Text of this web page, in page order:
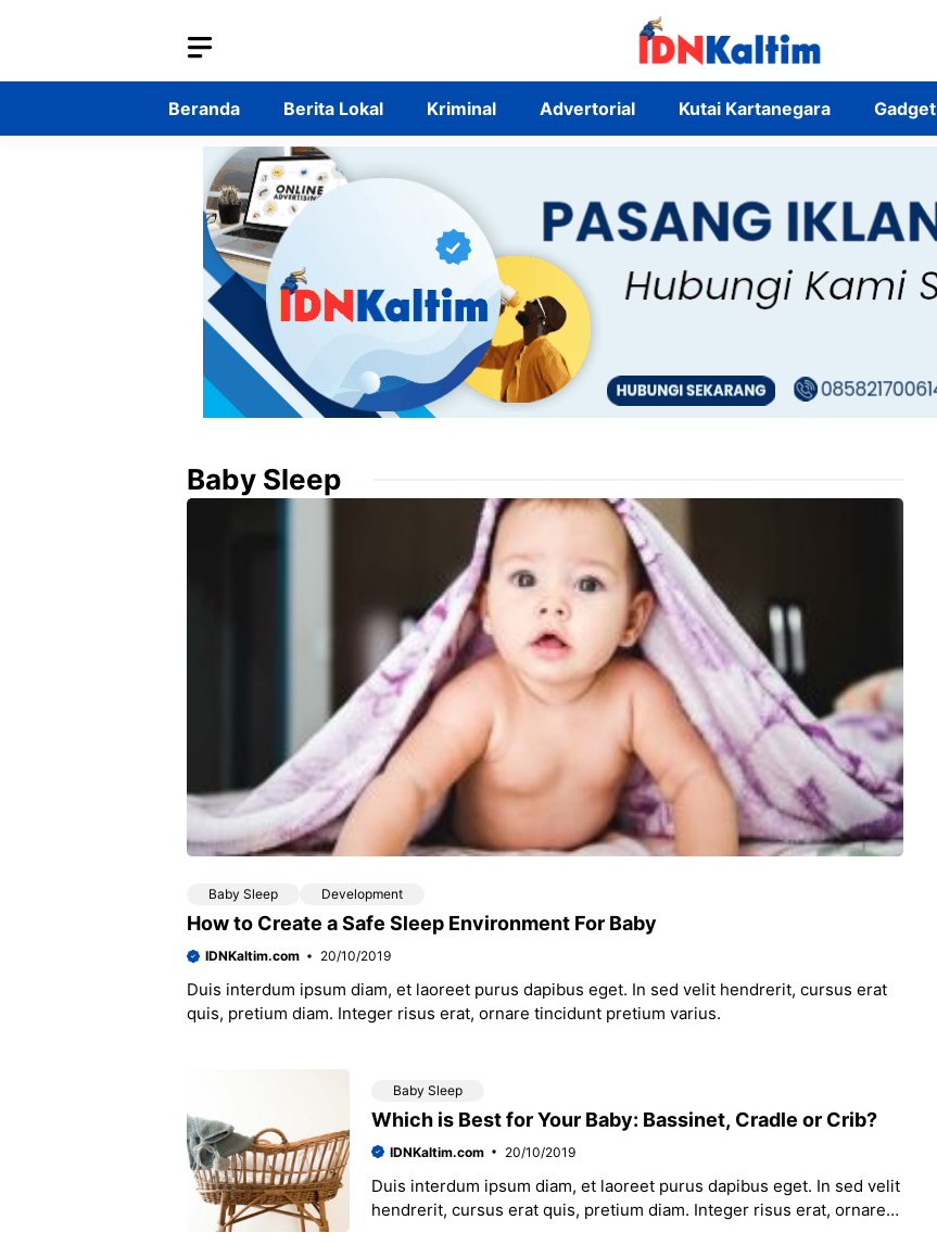
Beranda Berita Lokal Kriminal Advertorial Kutai Kartanegara Gadget
Baby Sleep
Baby Sleep Development
How to Create a Safe Sleep Environment For Baby
IDNKaltim.com 20/10/2019
Duis interdum ipsum diam, et laoreet purus dapibus eget. In sed velit hendrerit, cursus erat
quis, pretium diam. Integer risus erat, ornare tincidunt pretium varius.
Baby Sleep
Which is Best for Your Baby: Bassinet, Cradle or Crib?
IDNKaltim.com 20/10/2019
Duis interdum ipsum diam, et laoreet purus dapibus eget. In sed velit
hendrerit, cursus erat quis, pretium diam. Integer risus erat, ornare